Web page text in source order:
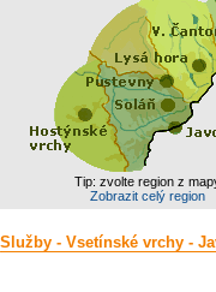
Tip: zvolte region z
Zobrazit celý region
Služby - Vsetínské vrchy -